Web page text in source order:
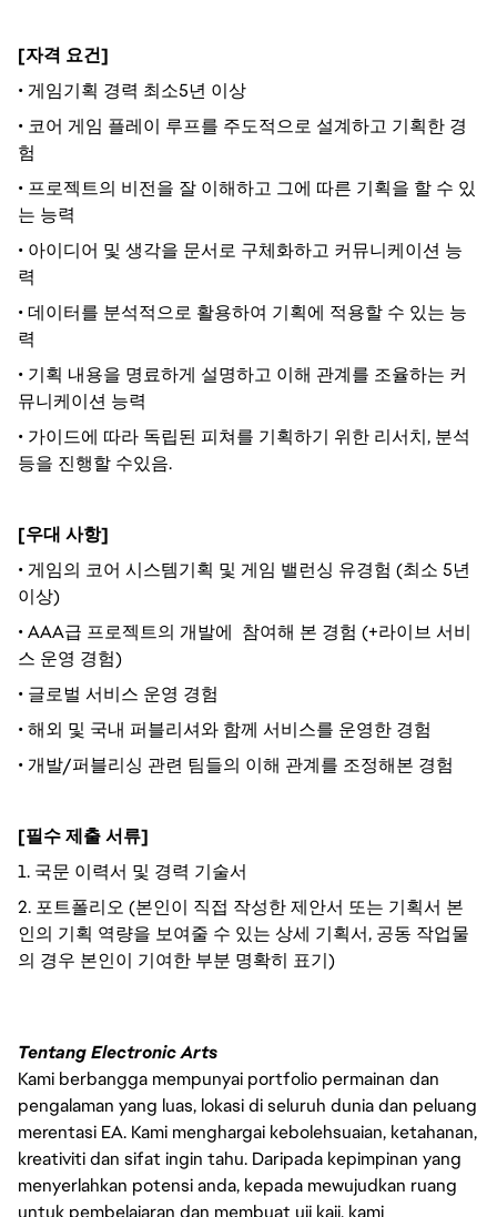
[자격 요건]
•게임기획 경력 최소5년 이상
• 코어 게임 플레이 루프를 주도적으로 설계하고 기획한 경
험
• 프로젝트의 비전을 잘 이해하고 그에 따른 기획을 할 수 있
는 능력
• 아이디어 및 생각을 문서로 구체화하고 커뮤니케이션 능
력
•데이터를 분석적으로 활용하여 기획에 적용할 수 있는 능
력
• 기획 내용을 명료하게 설명하고 이해 관계를 조율하는 커
뮤니케이션 능력
• 가이드에 따라 독립된 피쳐를 기획하기 위한 리서치, 분석
등을 진행할 수있음.
[우대 사항]
•게임의 코어 시스템기획 및 게임 밸런싱 유경험 (최소 5년
이상)
•AAA급 프로젝트의 개발에 참여해 본 경험 (+라이브 서비
스 운영 경험)
• 글로벌 서비스 운영 경험
•해외 및 국내 퍼블리셔와 함께 서비스를 운영한 경험
•개발/퍼블리싱 관련 팀들의 이해 관계를 조정해본 경험
[필수 제출 서류]
1. 국문 이력서 및 경력 기술서
2. 포트폴리오 (본인이 직접 작성한 제안서 또는 기획서 본
인의 기획 역량을 보여줄 수 있는 상세 기획서, 공동 작업물
의 경우 본인이 기여한 부분 명확히 표기)
Tentang Electronic Arts
Kami berbangga mempunyai portfolio permainan dan
pengalaman yang luas, lokasi di seluruh dunia dan peluang
merentasi EA. Kami menghargai kebolehsuaian, ketahanan,
kreativiti dan sifat ingin tahu. Daripada kepimpinan yang
menyerlahkan potensi anda, kepada mewujudkan ruang
untuk pembelajaran dan membuat uji kaji, kami